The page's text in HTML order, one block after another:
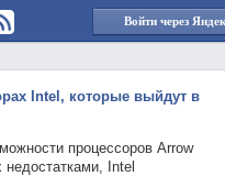
Войти через
Intel, которые выйдут в
процессоров Arrow
Intel